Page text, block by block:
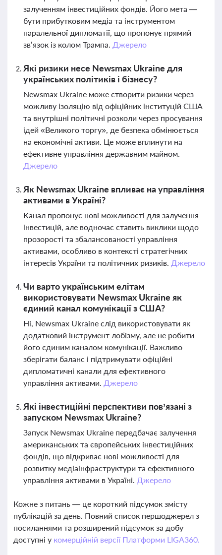
залученням інвестиційних фондів. Його мета —
бути прибутковим медіа та інструментом
паралельної дипломатії, що пропонує прямий
зв’язок із колом Трампа. Джерело
Які ризики несе Newsmax Ukraine для
українських політиків і бізнесу?
Newsmax Ukraine може створити ризики через
можливу ізоляцію від офіційних інституцій США
та внутрішні політичні розколи через просування
ідей «Великого торгу», де безпека обмінюється
на економічні активи. Це може вплинути на
ефективне управління державним майном.
Джерело
Як Newsmax Ukraine впливає на управління
активами в Україні?
Канал пропонує нові можливості для залучення
інвестицій, але водночас ставить виклики щодо
прозорості та збалансованості управління
активами, особливо в контексті стратегічних
інтересів України та політичних ризиків. Джерело
Чи варто українським елітам
використовувати Newsmax Ukraine як
єдиний канал комунікації з США?
Ні, Newsmax Ukraine слід використовувати як
додатковий інструмент лобізму, але не робити
його єдиним каналом комунікації. Важливо
зберігати баланс і підтримувати офіційні
дипломатичні канали для ефективного
управління активами. Джерело
Які інвестиційні перспективи пов’язані з
запуском Newsmax Ukraine?
Запуск Newsmax Ukraine передбачає залучення
американських та європейських інвестиційних
фондів, що відкриває нові можливості для
розвитку медіаінфраструктури та ефективного
управління активами в Україні. Джерело
Кожне з питань — це короткий підсумок змісту
публікацій за день. Повний список першоджерел з
посиланнями та розширений підсумок за добу
доступні у комерційній версії Платформи LIGA360.